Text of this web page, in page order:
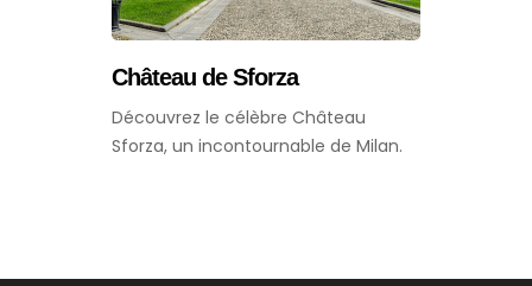
Château de Sforza
Découvrez le célèbre Château
Sforza, un incontournable de Milan.